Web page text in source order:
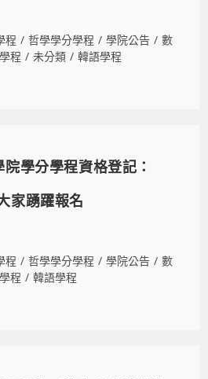
程 / 哲學學分學程 / 學院公告 / 數
程 / 未分類 / 韓語學程
院學分學程資格登記：
家踴躍報名
程 / 哲學學分學程 / 學院公告 / 數
程 / 韓語學程